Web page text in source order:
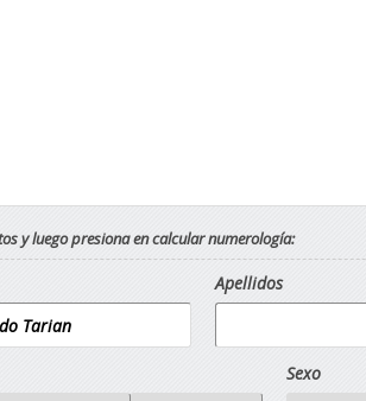
y luego presiona en calcular numerología:
Apellidos
Sexo